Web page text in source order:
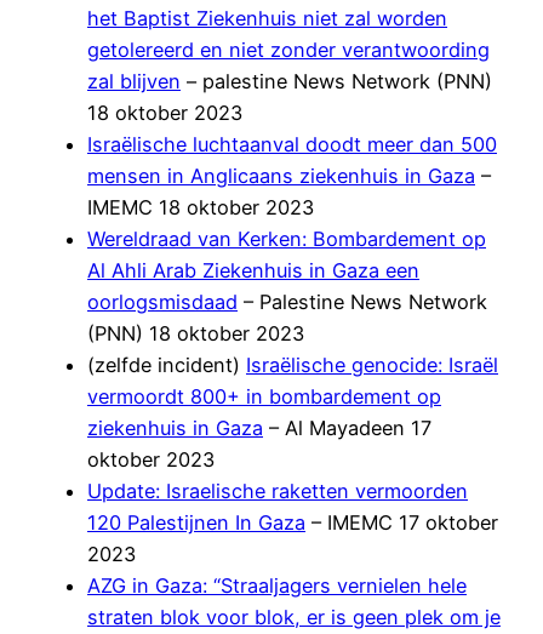
het Baptist Ziekenhuis niet zal worden
getolereerd en niet zonder verantwoording
zal blijven – palestine News Network (PNN)
18 oktober 2023
Israëlische luchtaanval doodt meer dan 500
mensen in Anglicaans ziekenhuis in Gaza –
IMEMC 18 oktober 2023
Wereldraad van Kerken: Bombardement op
Al Ahli Arab Ziekenhuis in Gaza een
oorlogsmisdaad – Palestine News Network
(PNN) 18 oktober 2023
(zelfde incident) Israëlische genocide: Israël
vermoordt 800+ in bombardement op
ziekenhuis in Gaza – Al Mayadeen 17
oktober 2023
Update: Israelische raketten vermoorden
120 Palestijnen In Gaza – IMEMC 17 oktober
2023
AZG in Gaza: “Straaljagers vernielen hele
straten blok voor blok, er is geen plek om je